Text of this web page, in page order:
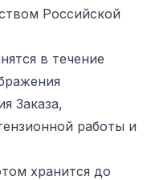
Российской
в течение
Заказа,
работы и
хранится до